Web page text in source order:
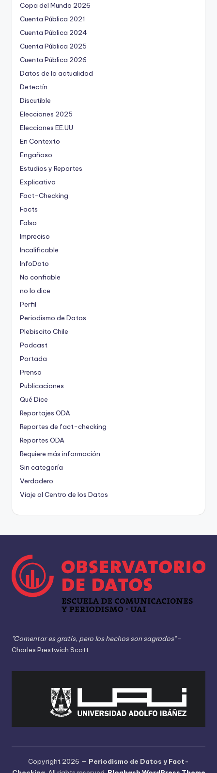
Copa del Mundo 2026
Cuenta Pública 2021
Cuenta Pública 2024
Cuenta Pública 2025
Cuenta Pública 2026
Datos de la actualidad
Detectín
Discutible
Elecciones 2025
Elecciones EE.UU
En Contexto
Engañoso
Estudios y Reportes
Explicativo
Fact-Checking
Facts
Falso
Impreciso
Incalificable
InfoDato
No confiable
no lo dice
Perfil
Periodismo de Datos
Plebiscito Chile
Podcast
Portada
Prensa
Publicaciones
Qué Dice
Reportajes ODA
Reportes de fact-checking
Reportes ODA
Requiere más información
Sin categoría
Verdadero
Viaje al Centro de los Datos
"Comentar es gratis, pero los hechos son sagrados"-
Charles Prestwich Scott
Copyright 2026 — Periodismo de Datos y Fact-